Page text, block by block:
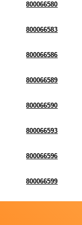
800066580
800066583
800066586
800066589
800066590
800066593
800066596
800066599